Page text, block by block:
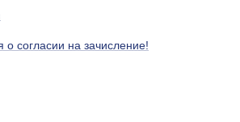
согласии на зачисление!